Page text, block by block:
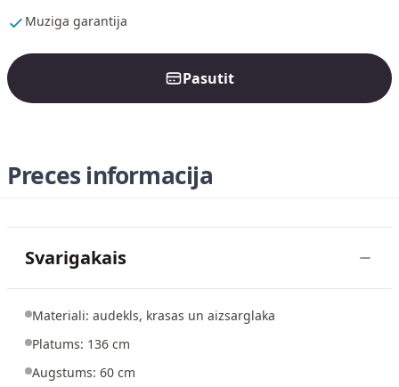
Muziga garantija
Pasutit
Preces informacija
Svarigakais
Materiali: audekls, krasas un aizsarglaka
Platums: 136 cm
Augstums: 60 cm